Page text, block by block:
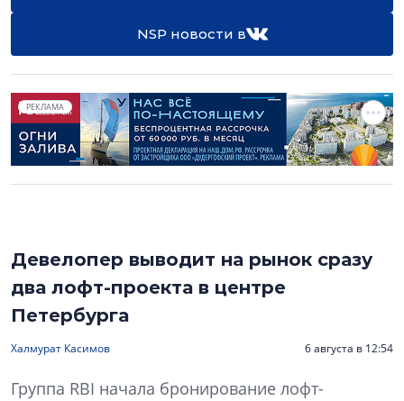
NSP новости в
РЕКЛАМА
Девелопер выводит на рынок сразу
два лофт-проекта в центре
Петербурга
Халмурат Касимов 6 августа в 12:54
Группа RBI начала бронирование лофт-